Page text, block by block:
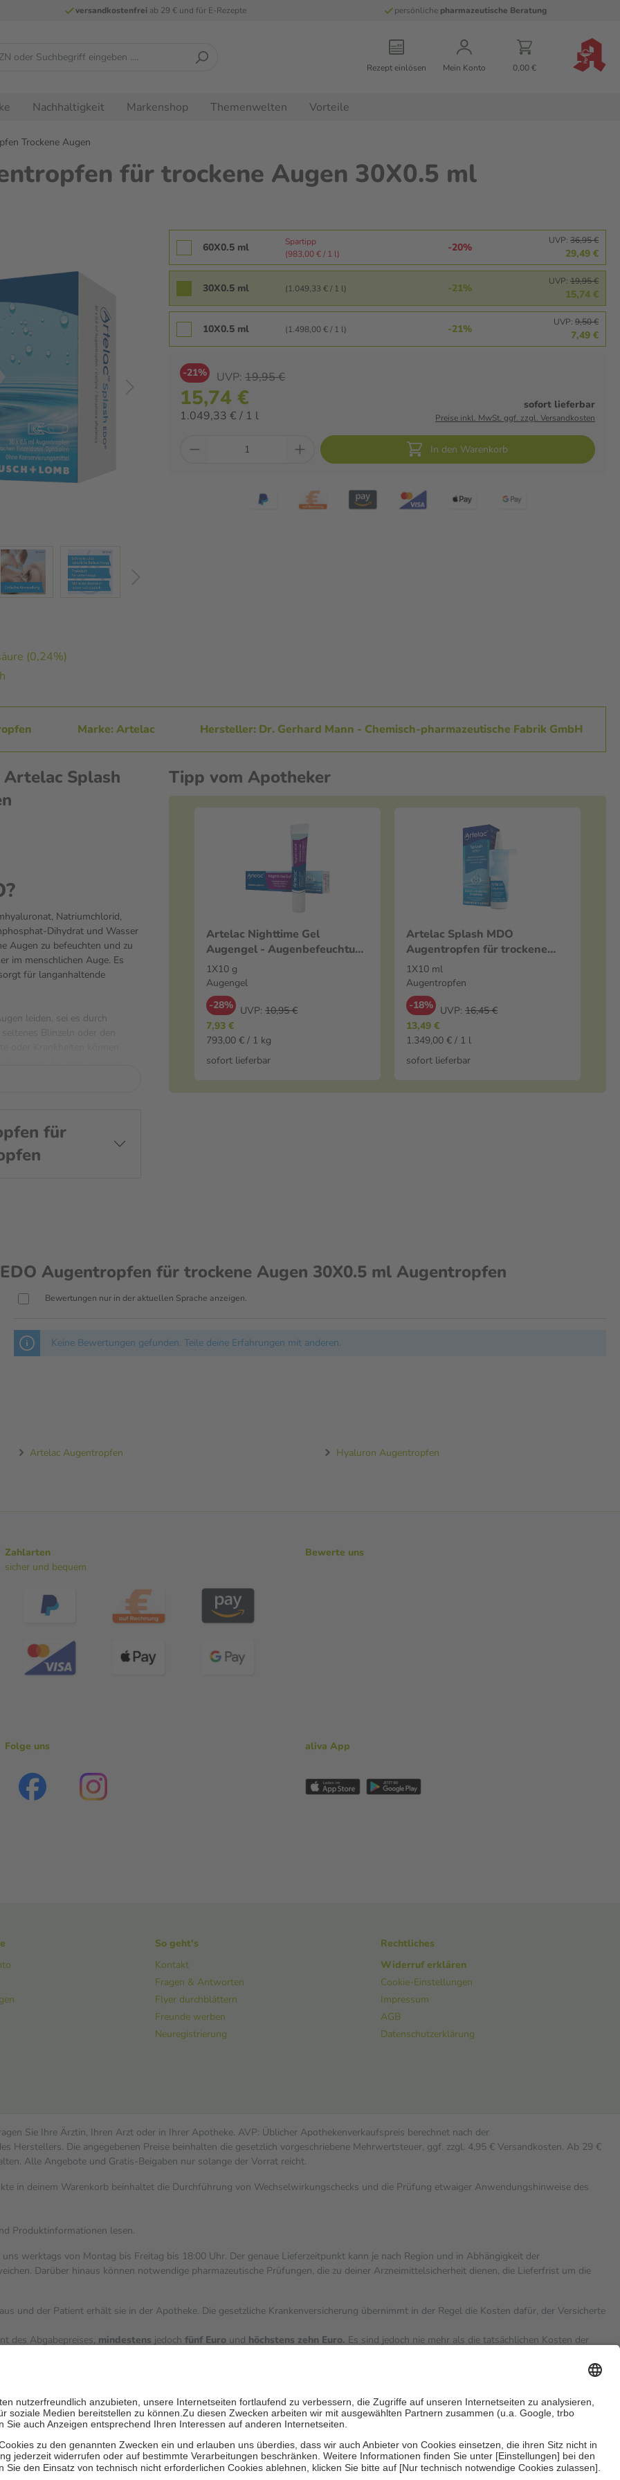
versandkostenfreiab 29 € und für E-Rezepte persönliche pharmazeutische Beratung
Rezept einlösen Mein Konto 0,00 €
Nachhaltigkeit Markenshop Themenwelten Vorteile
Trockene Augen
für trockene Augen 30X0.5 ml
(0,24%)
60X0.5 ml
Spartipp
(983,00 € / 1 l)
-20%
UVP: 36,95 €
29,49 €
30X0.5 ml (1.049,33 € / 1 l) -21%
UVP: 19,95 €
15,74 €
10X0.5 ml (1.498,00 € / 1 l) -21%
UVP: 9,50 €
7,49 €
-21% UVP: 19,95 €
15,74 €
1.049,33 € / 1 l
sofort lieferbar
Preise inkl. MwSt. ggf. zzgl. Versandkosten
In den Warenkorb
Marke: Artelac Hersteller: Dr. Gerhard Mann - Chemisch-pharmazeutische Fabrik GmbH
Splash
Natriumchlorid,
Dihydrat und Wasser
Augen zu befeuchten und zu
im menschlichen Auge. Es
für langanhaltende
leiden, sei es durch
während des Tragens
werden. Es sollte jedoch
Artelac Splash EDO und
um 1-2 Tropfen in das
Die Anwendungsdauer
für
Tipp vom Apotheker
Artelac Nighttime Gel
Augengel - Augenbefeuchtung
zur Nacht 1X10 g Augengel
1X10 g
Augengel
-28% UVP: 10,95 €
7,93 €
793,00 € / 1 kg
sofort lieferbar
Artelac Splash MDO
Augentropfen für trockene
Augen 1X10 ml Augentropfen
1X10 ml
Augentropfen
-18% UVP: 16,45 €
13,49 €
1.349,00 € / 1 l
sofort lieferbar
Augentropfen für trockene Augen 30X0.5 ml Augentropfen
Bewertungen nur in der aktuellen Sprache anzeigen.
Keine Bewertungen gefunden. Teile deine Erfahrungen mit anderen.
Artelac Augentropfen Hyaluron Augentropfen
Zahlarten
sicher und bequem
Bewerte uns
Folge uns aliva App
So geht's
Kontakt
Fragen & Antworten
Flyer durchblättern
Freunde werben
Neuregistrierung
Rechtliches
Widerruf erklären
Cookie-Einstellungen
Impressum
AGB
Datenschutzerklärung
Sie Ihre Ärztin, Ihren Arzt oder in Ihrer Apotheke. AVP: Üblicher Apothekenverkaufspreis berechnet nach der
Herstellers. Die angegebenen Preise beinhalten die gesetzlich vorgeschriebene Mehrwertsteuer, ggf. zzgl. 4,95 € Versandkosten. Ab 29 €
Alle Angebote und Gratis-Beigaben nur solange der Vorrat reicht.
in deinem Warenkorb beinhaltet die Durchführung von Wechselwirkungschecks und die Prüfung etwaiger Anwendungshinweise des
Produktinformationen lesen.
werktags von Montag bis Freitag bis 18:00 Uhr. Der genaue Lieferzeitpunkt kann je nach Region und in Abhängigkeit der
Darüber hinaus können notwendige pharmazeutische Prüfungen, die zu deiner Arzneimittelsicherheit dienen, die Lieferfrist um die
und der Patient erhält sie in der Apotheke. Die gesetzliche Krankenversicherung übernimmt in der Regel die Kosten dafür, der Versicherte
des Abgabepreises, mindestens jedoch fünf Euro und höchstens zehn Euro. Es sind jedoch nie mehr als die tatsächlichen Kosten der
und die besondere Stellung der Familie zu unterstützen, fallen keine Zuzahlungenan bei:
der Fahrkosten
getragen werden